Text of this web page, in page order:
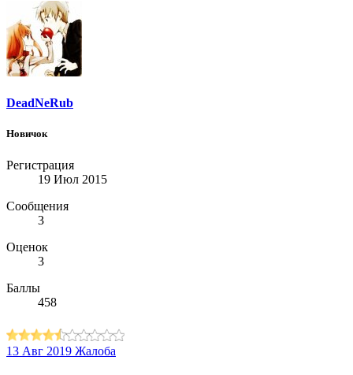
DeadNeRub
Новичок
Регистрация
19 Июл 2015
Сообщения
3
Оценок
3
Баллы
458
13 Авг 2019 Жалоба